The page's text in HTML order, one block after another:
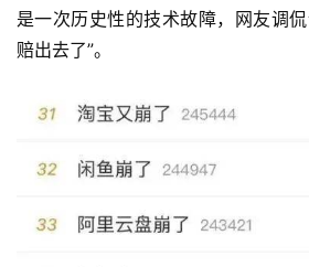
是一次历史性的技术故障，网友调
赔出去了”。